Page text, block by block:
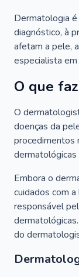
Dermatologia é
diagnóstico, à
afetam a pele,
especialista
O que
O
doenças da
procedimentos
Embora o
cuidados com
responsável
do